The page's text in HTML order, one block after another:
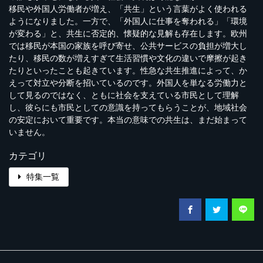
移民や外国人労働者が増え、「共生」という言葉がよく使われる
ようになりました。一方で、「外国人に仕事を奪われる」「環境
が変わる」と、共生に否定的、懐疑的な見解も存在します。欧州
では移民が本国の家族を呼び寄せ、公共サービスの負担が増大し
たり、移民の数が増えすぎて生活習慣や文化の違いで摩擦が起き
たりといったことも起きています。性急な共生推進によって、か
えって対立や分断を招いているのです。外国人を単なる労働力と
して見るのではなく、ともに社会を支えている市民として理解
し、彼らにも市民としての意識を持ってもらうことが、地域社会
の安定において重要です。本当の意味での共生は、まだ始まって
いません。
カテゴリ
特集一覧